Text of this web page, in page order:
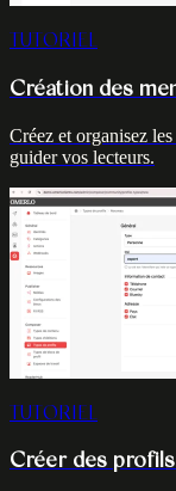
TUTORIEL
Création des
Créez et organisez
guider vos lecteurs.
TUTORIEL
Créer des